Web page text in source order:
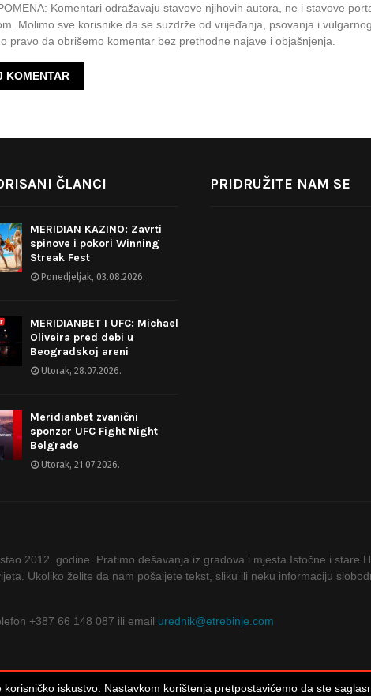
Komentari odražavaju stavove njihovih autora, ne i stavove
Molimo sve korisnike da se suzdrže od vrijeđanja, psovanja i
pravo da obrišemo komentar bez prethodne najave i objašnjenja.
ČLANCI
MERIDIAN KAZINO: Zavrti
spinove i pokori Winning
Streak Fest
Ponedjeljak, 03.08.2026.
MERIDIANBET I UFC: Michael
Oliveira pred debi u
Beogradskoj areni
Utorak, 28.07.2026.
Meridianbet zvanični
sponzor UFC Fight Night
Belgrade
Utorak, 21.07.2026.
PRIDRUŽITE NAM SE
2012. godine. Pratimo dešavanja iz gradova i mjesta Istočne i stare
Ukoliko želite da nam pošaljete tekst, sliku ili neku informaciju
+387 66 148 087 ili email urednik@etrebinje.com
© 2012 - 2023 eTrebinje. Sva prava zadržana.Uslovi korištenja
iskustvo. Nastavkom korištenja pretpostavićemo da ste